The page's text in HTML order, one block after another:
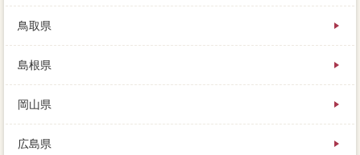
鳥取県
島根県
岡山県
広島県